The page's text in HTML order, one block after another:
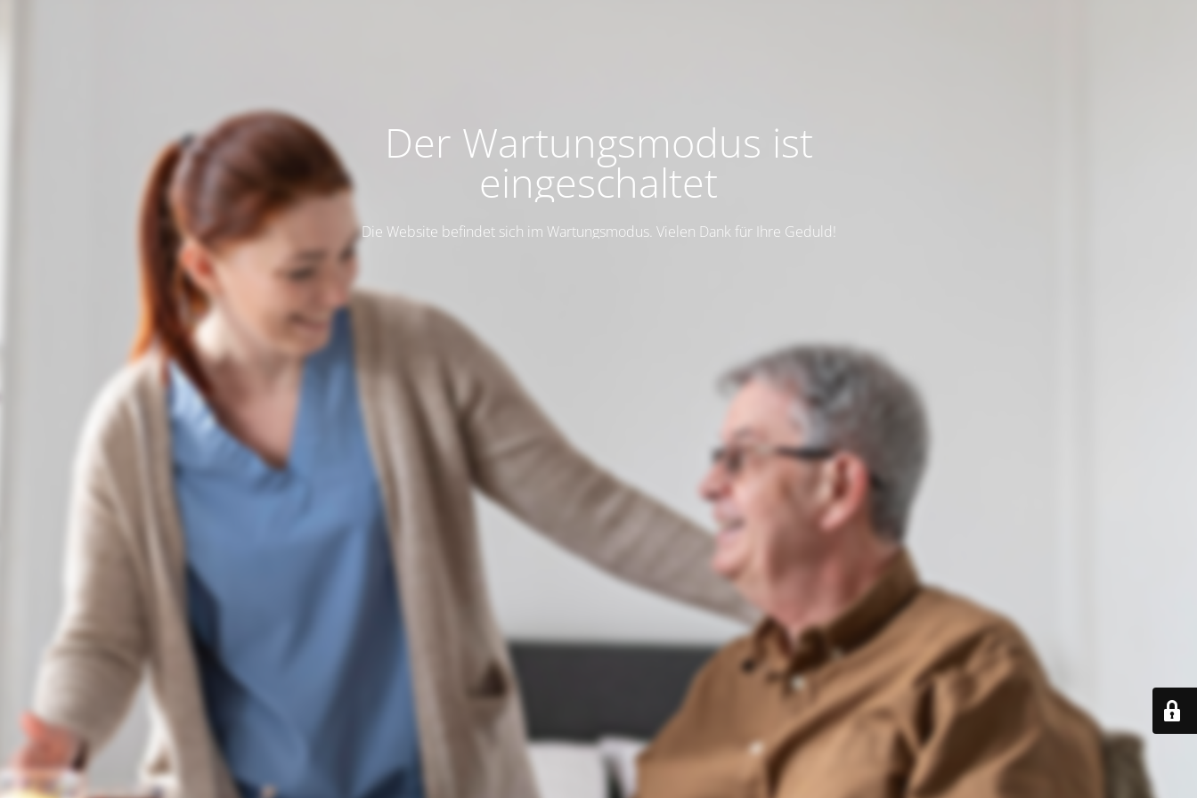
Der Wartungsmodus ist
eingeschaltet
Die Website befindet sich im Wartungsmodus. Vielen Dank für Ihre Geduld!